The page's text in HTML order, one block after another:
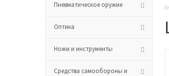
Пневматическое оружие
Оптика
Ножи и инструменты
Средства самообороны и